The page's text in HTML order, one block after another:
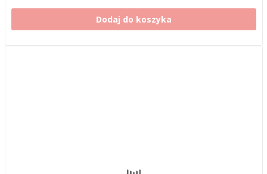
Dodaj do koszyka